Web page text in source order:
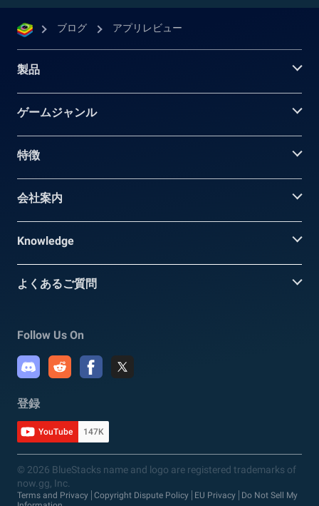
ブログ アプリレビュー
製品
ゲームジャンル
特徴
会社案内
Knowledge
よくあるご質問
Follow Us On
登録
YouTube 147K
© 2026 BlueStacks name and logo are registered trademarks of
now.gg, Inc.
Terms and Privacy Copyright Dispute Policy EU Privacy
Do Not Sell My